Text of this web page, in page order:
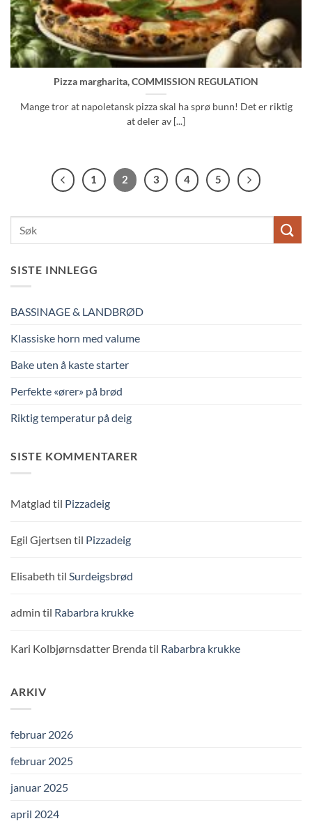
Pizza margharita, COMMISSION REGULATION
Mange tror at napoletansk pizza skal ha sprø bunn! Det er riktig
at deler av [...]
1 2 3 4 5
SISTE INNLEGG
BASSINAGE & LANDBRØD
Klassiske horn med valume
Bake uten å kaste starter
Perfekte «ører» på brød
Riktig temperatur på deig
SISTE KOMMENTARER
Matglad til Pizzadeig
Egil Gjertsen til Pizzadeig
Elisabeth til Surdeigsbrød
admin til Rabarbra krukke
Kari Kolbjørnsdatter Brenda til Rabarbra krukke
ARKIV
februar 2026
februar 2025
januar 2025
april 2024